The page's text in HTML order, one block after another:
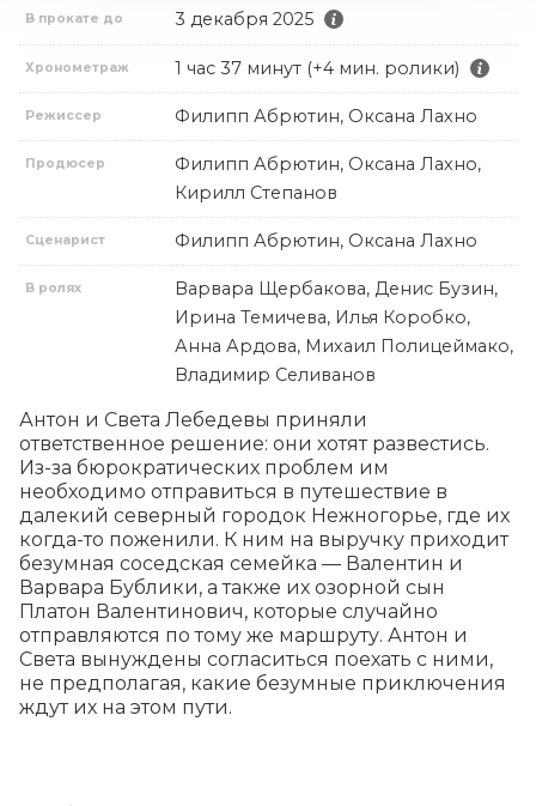
В прокате до 3 декабря 2025
Хронометраж 1 час 37 минут (+4 мин. ролики)
Режиссер Филипп Абрютин, Оксана Лахно
Продюсер
Филипп Абрютин, Оксана Лахно,
Кирилл Степанов
Сценарист Филипп Абрютин, Оксана Лахно
В ролях
Варвара Щербакова, Денис Бузин,
Ирина Темичева, Илья Коробко,
Анна Ардова, Михаил Полицеймако,
Владимир Селиванов
Антон и Света Лебедевы приняли
ответственное решение: они хотят развестись.
Из-за бюрократических проблем им
необходимо отправиться в путешествие в
далекий северный городок Нежногорье, где их
когда-то поженили. К ним на выручку приходит
безумная соседская семейка — Валентин и
Варвара Бублики, а также их озорной сын
Платон Валентинович, которые случайно
отправляются по тому же маршруту. Антон и
Света вынуждены согласиться поехать с ними,
не предполагая, какие безумные приключения
ждут их на этом пути.